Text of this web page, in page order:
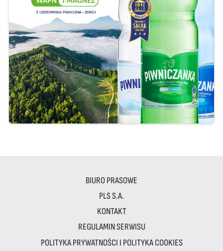
BIURO PRASOWE
PLS S.A.
KONTAKT
REGULAMIN SERWISU
POLITYKA PRYWATNOŚCI I POLITYKA COOKIES